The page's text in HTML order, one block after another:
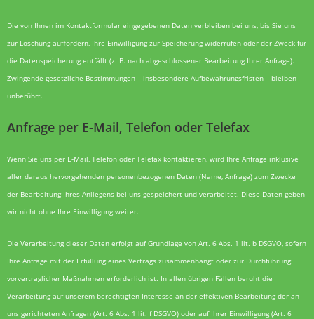
Die von Ihnen im Kontaktformular eingegebenen Daten verbleiben bei uns, bis Sie uns
zur Löschung auffordern, Ihre Einwilligung zur Speicherung widerrufen oder der Zweck für
die Datenspeicherung entfällt (z. B. nach abgeschlossener Bearbeitung Ihrer Anfrage).
Zwingende gesetzliche Bestimmungen – insbesondere Aufbewahrungsfristen – bleiben
unberührt.
Anfrage per E-Mail, Telefon oder Telefax
Wenn Sie uns per E-Mail, Telefon oder Telefax kontaktieren, wird Ihre Anfrage inklusive
aller daraus hervorgehenden personenbezogenen Daten (Name, Anfrage) zum Zwecke
der Bearbeitung Ihres Anliegens bei uns gespeichert und verarbeitet. Diese Daten geben
wir nicht ohne Ihre Einwilligung weiter.
Die Verarbeitung dieser Daten erfolgt auf Grundlage von Art. 6 Abs. 1 lit. b DSGVO, sofern
Ihre Anfrage mit der Erfüllung eines Vertrags zusammenhängt oder zur Durchführung
vorvertraglicher Maßnahmen erforderlich ist. In allen übrigen Fällen beruht die
Verarbeitung auf unserem berechtigten Interesse an der effektiven Bearbeitung der an
uns gerichteten Anfragen (Art. 6 Abs. 1 lit. f DSGVO) oder auf Ihrer Einwilligung (Art. 6